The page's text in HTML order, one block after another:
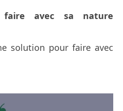
avec sa nature
solution pour faire avec